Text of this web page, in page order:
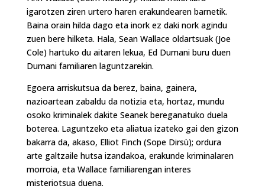
igarotzen ziren urtero haren erakundearen barnetik.
Baina orain hilda dago eta inork ez daki nork agindu
zuen bere hilketa. Hala, Sean Wallace oldartsuak (Joe
Cole) hartuko du aitaren lekua, Ed Dumani buru duen
Dumani familiaren laguntzarekin.
Egoera arriskutsua da berez, baina, gainera,
nazioartean zabaldu da notizia eta, hortaz, mundu
osoko kriminalek dakite Seanek bereganatuko duela
boterea. Laguntzeko eta aliatua izateko gai den gizon
bakarra da, akaso, Elliot Finch (Sope Dirsù); ordura
arte galtzaile hutsa izandakoa, erakunde kriminalaren
morroia, eta Wallace familiarengan interes
misteriotsua duena.